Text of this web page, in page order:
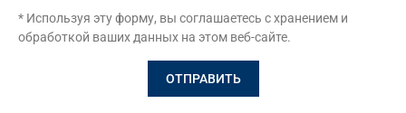
* Используя эту форму, вы соглашаетесь с хранением и
обработкой ваших данных на этом веб-сайте.